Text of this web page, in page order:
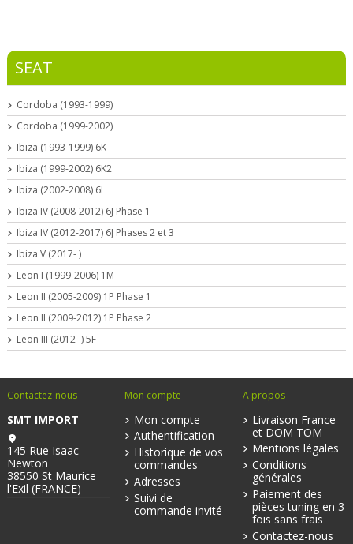
SEAT
Cordoba (1993-1999)
Cordoba (1999-2002)
Ibiza (1993-1999) 6K
Ibiza (1999-2002) 6K2
Ibiza (2002-2008) 6L
Ibiza IV (2008-2012) 6J Phase 1
Ibiza IV (2012-2017) 6J Phases 2 et 3
Ibiza V (2017- )
Leon I (1999-2006) 1M
Leon II (2005-2009) 1P Phase 1
Leon II (2009-2012) 1P Phase 2
Leon III (2012- ) 5F
Contactez-nous
SMT IMPORT
145 Rue Isaac
Newton
38550 St Maurice
l'Exil (FRANCE)
Mon compte
Mon compte
Authentification
Historique de vos
commandes
Adresses
Suivi de
commande invité
A propos
Livraison France
et DOM TOM
Mentions légales
Conditions
générales
Paiement des
pièces tuning en 3
fois sans frais
Contactez-nous